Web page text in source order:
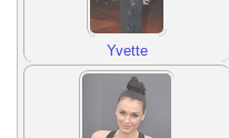
Yvette